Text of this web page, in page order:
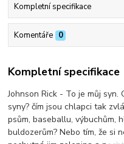
Kompletní specifikace
Komentáře 0
Kompletní specifikace
Johnson Rick - To je můj
syny? čím jsou chlapci tak
psům, baseballu, výbuchům,
buldozerům? Nebo tím, že si